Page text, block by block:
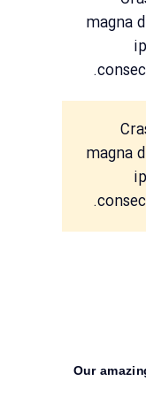
magna
magna
Our